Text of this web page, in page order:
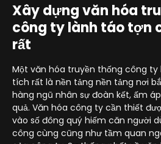
Xây dựng văn hóa
công ty lành táo tợn
rất
Một văn hóa truyền thống công
tích rất là nền tảng nền tảng nơi
hàng ngũ nhân sự đoàn kết, ấm
quả. Văn hóa công ty cần thiết
vào số đông quý hiếm căn người
công cùng cũng như tầm quan